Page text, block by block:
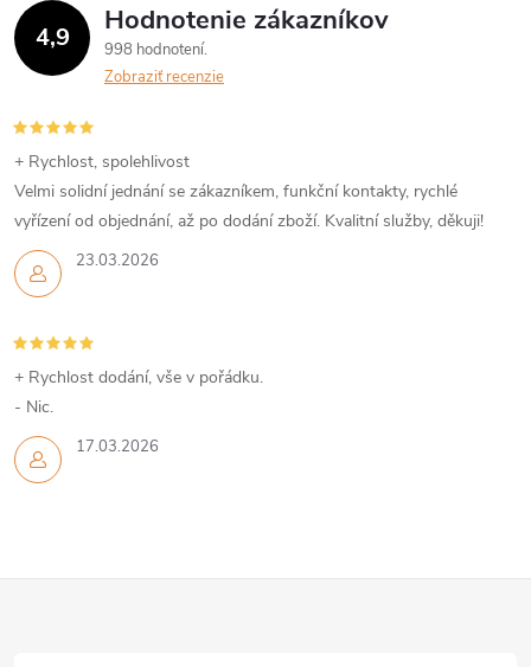
d
a
c
i
e
p
v
k
y
4,9 Hodnotenie zákazníkov
998 hodnotení
Zobraziť recenzie
23.03.2026
+ Rychlost, spolehlivost
Velmi solidní jednání se zákazníkem, funkční kontakty, rychlé
vyřízení od objednání, až po dodání zboží. Kvalitní služby, děkuji!
17.03.2026
+ Rychlost dodání, vše v pořádku.
- Nic.